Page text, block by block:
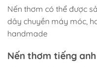
Nến thơm có thể được
dây chuyền máy móc,
handmade
Nến thơm tiếng